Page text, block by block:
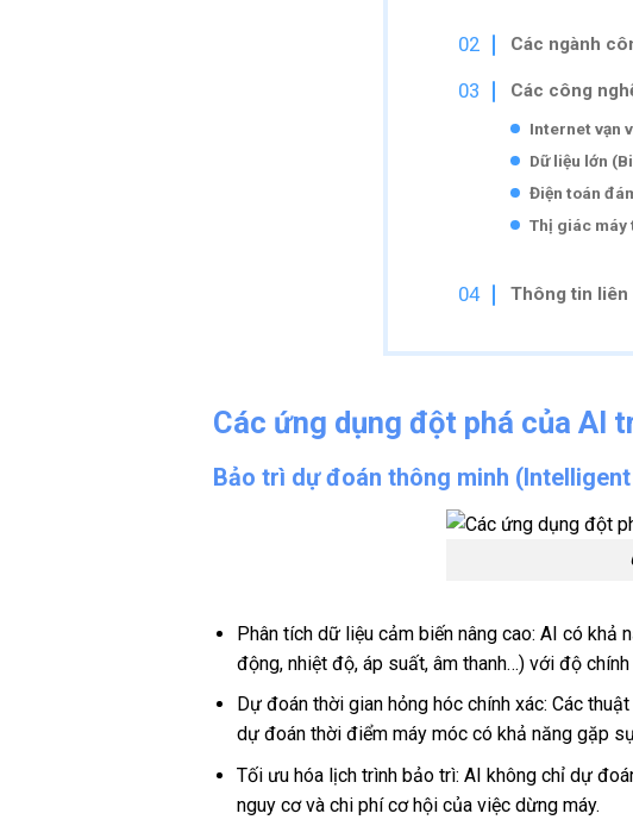
Các ngành
Các công
Internet vạn
Dữ liệu lớn
Điện toán
Thị giác máy
Thông tin liên
Các ứng dụng đột phá của AI
Bảo trì dự đoán thông minh
Phân tích dữ liệu cảm biến nâng cao: AI có
động, nhiệt độ, áp suất, âm thanh…) với độ
Dự đoán thời gian hỏng hóc chính xác: Các
dự đoán thời điểm máy móc có khả năng gặp
Tối ưu hóa lịch trình bảo trì: AI không chỉ dự
nguy cơ và chi phí cơ hội của việc dừng máy.